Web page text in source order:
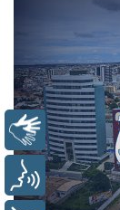
Libras
Voz